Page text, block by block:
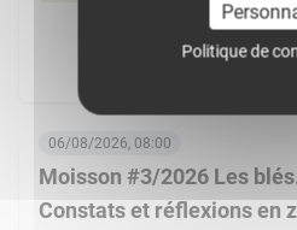
(44)
000 t de
Un volume
Moisson #3/2026 Les
Constats et réflexions en
06/08/2026, 08:00
Politique de